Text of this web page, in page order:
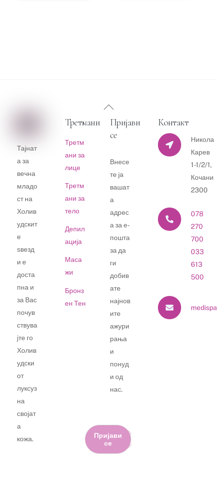
Back
To
Top
Тајнат
а за
вечна
младо
ст на
Холив
удскит
е
ѕвезд
и е
доста
пна и
за Вас
почув
ствува
јте го
Холив
удски
от
луксуз
на
својат
а
кожа.
Третмани
Третм
ани за
лице
Третм
ани за
тело
Депил
ација
Маса
жи
Бронз
ен Тен
Пријави
се
Внесе
те ја
вашат
а
адрес
а за е-
пошта
за да
ги
добив
ате
најнов
ите
ажури
рања
и
понуд
и од
нас.
Пријави
се
Контакт
Никола
Карев
1-1/2/1,
Кочани
2300
078
270
700
033
613
500